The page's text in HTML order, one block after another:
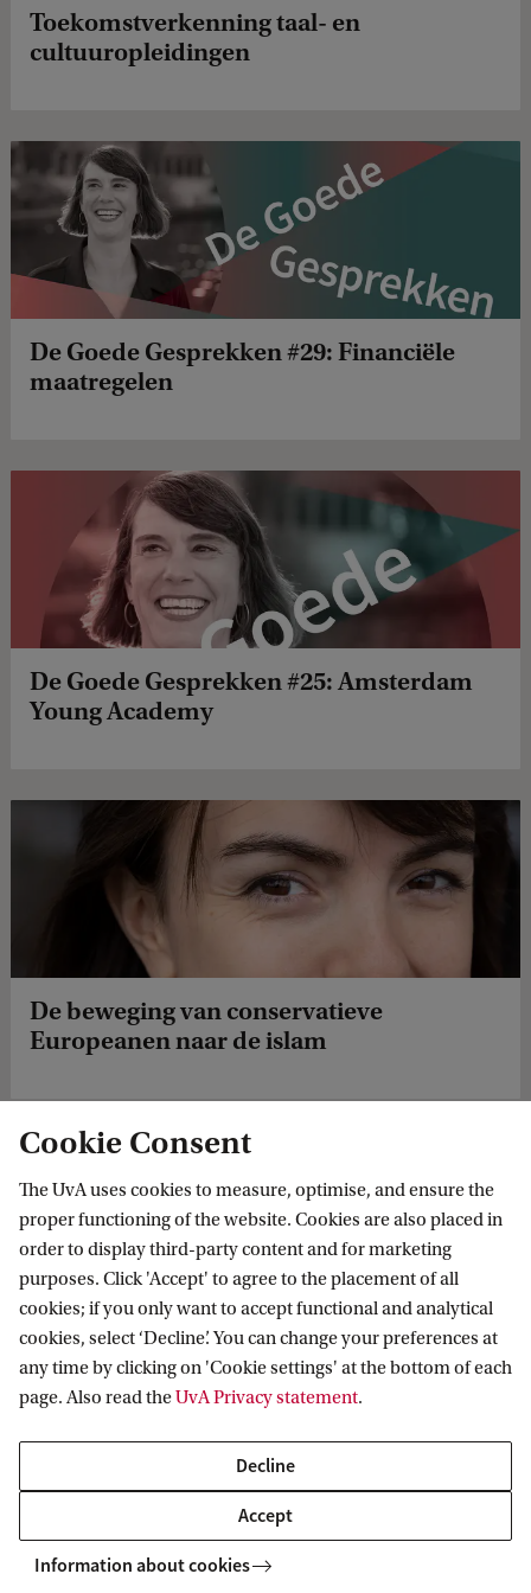
Toekomstverkenning taal- en
cultuuropleidingen
De Goede Gesprekken #29: Financiële
maatregelen
De Goede Gesprekken #25: Amsterdam
Young Academy
De beweging van conservatieve
Europeanen naar de islam
News De Goede Gesprekken #31: Commissie prijzen en voordrachten
Amsterdam Center for Language and
Communication
Follow us on social media
Cookie Consent
The UvA uses cookies to measure, optimise, and ensure the
proper functioning of the website. Cookies are also placed in
order to display third-party content and for marketing
purposes. Click 'Accept' to agree to the placement of all
cookies; if you only want to accept functional and analytical
cookies, select ‘Decline’. You can change your preferences at
any time by clicking on 'Cookie settings' at the bottom of each
page. Also read theUvA Privacy statement.
Decline
Accept
Information about cookies